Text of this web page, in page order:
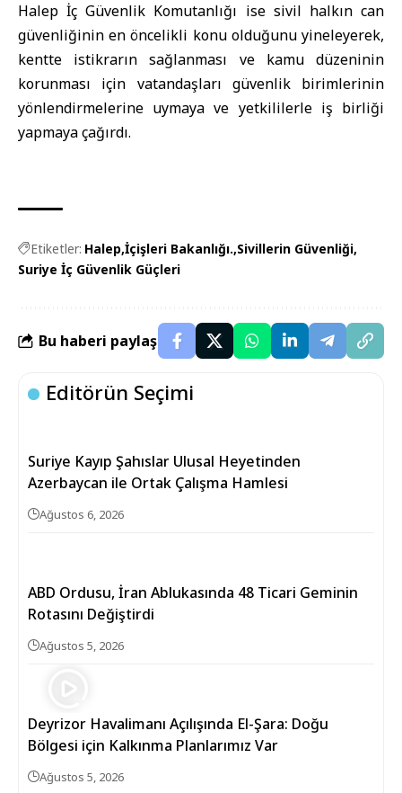
Halep İç Güvenlik Komutanlığı ise sivil halkın can
güvenliğinin en öncelikli konu olduğunu yineleyerek,
kentte istikrarın sağlanması ve kamu düzeninin
korunması için vatandaşları güvenlik birimlerinin
yönlendirmelerine uymaya ve yetkililerle iş birliği
yapmaya çağırdı.
Etiketler: Halep İçişleri Bakanlığı. Sivillerin Güvenliği
Suriye İç Güvenlik Güçleri
Bu haberi paylaş
Editörün Seçimi
Suriye Kayıp Şahıslar Ulusal Heyetinden
Azerbaycan ile Ortak Çalışma Hamlesi
Ağustos 6, 2026
ABD Ordusu, İran Ablukasında 48 Ticari Geminin
Rotasını Değiştirdi
Ağustos 5, 2026
Deyrizor Havalimanı Açılışında El-Şara: Doğu
Bölgesi için Kalkınma Planlarımız Var
Ağustos 5, 2026